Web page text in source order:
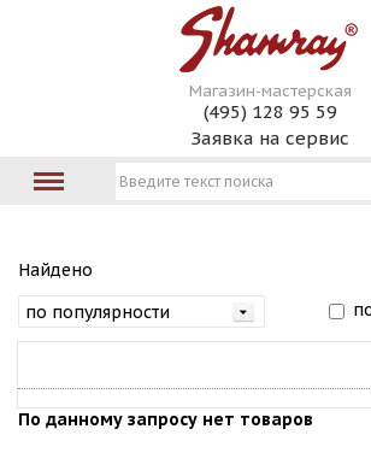
Магазин-мастерская
(495) 128 95 59
Заявка на сервис
Найдено
По данному запросу нет товаров